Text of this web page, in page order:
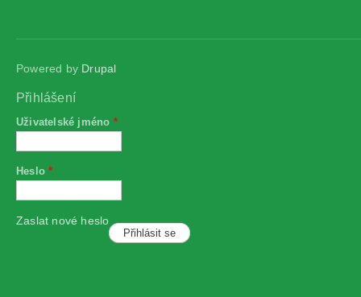
Powered by Drupal
Přihlášení
Uživatelské jméno *
Heslo*
Zaslat nové heslo